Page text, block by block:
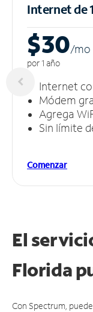
Internet de
$30/mo
por 1 año
Internet
Módem
Agrega
Sin límite
Comenzar
El
Florida
Con Spectrum,